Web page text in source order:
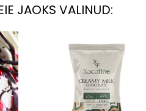
JAOKS VALINUD: